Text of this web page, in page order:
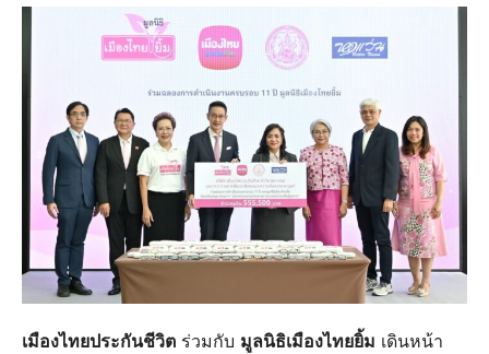
เมืองไทยประกันชีวิต ร่วมกับ มูลนิธิเมืองไทยยิ้ม เดินหน้า